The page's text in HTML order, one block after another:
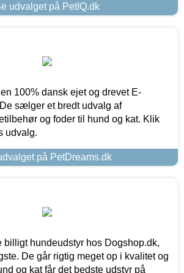
udvalget på PetIQ.dk
100% dansk ejet og drevet E-
sælger et bredt udvalg af
og foder til hund og kat. Klik
udvalg.
på PetDreams.dk
billigt hundeudstyr hos Dogshop.dk,
De går rigtig meget op i kvalitet og
og kat får det bedste udstyr på